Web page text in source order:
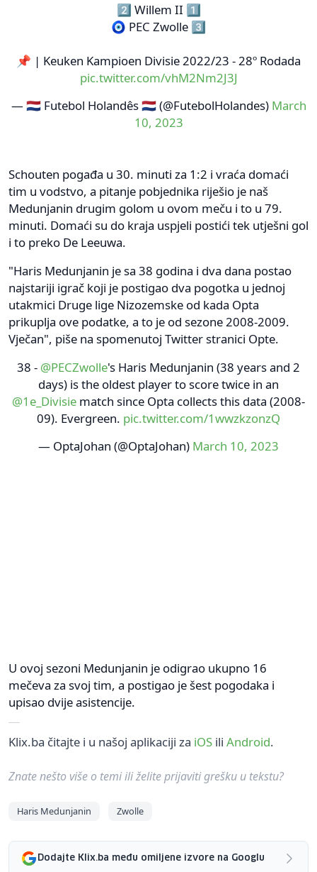
2⃣ Willem II 1⃣
🧿 PEC Zwolle 3⃣
📌 | Keuken Kampioen Divisie 2022/23 - 28º Rodada
pic.twitter.com/vhM2Nm2J3J
— 🇳🇱 Futebol Holandês 🇳🇱 (@FutebolHolandes) March
10, 2023
Schouten pogađa u 30. minuti za 1:2 i vraća domaći
tim u vodstvo, a pitanje pobjednika riješio je naš
Medunjanin drugim golom u ovom meču i to u 79.
minuti. Domaći su do kraja uspjeli postići tek utješni gol
i to preko De Leeuwa.
"Haris Medunjanin je sa 38 godina i dva dana postao
najstariji igrač koji je postigao dva pogotka u jednoj
utakmici Druge lige Nizozemske od kada Opta
prikuplja ove podatke, a to je od sezone 2008-2009.
Vječan", piše na spomenutoj Twitter stranici Opte.
38 - @PECZwolle's Haris Medunjanin (38 years and 2
days) is the oldest player to score twice in an
@1e_Divisie match since Opta collects this data (2008-
09). Evergreen. pic.twitter.com/1wwzkzonzQ
— OptaJohan (@OptaJohan) March 10, 2023
U ovoj sezoni Medunjanin je odigrao ukupno 16
mečeva za svoj tim, a postigao je šest pogodaka i
upisao dvije asistencije.
Klix.ba čitajte i u našoj aplikaciji za iOS ili Android.
Znate nešto više o temi ili želite prijaviti grešku u tekstu?
Haris Medunjanin Zwolle
Dodajte Klix.ba među omiljene izvore na Googlu